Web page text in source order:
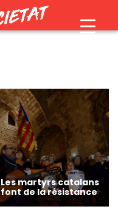
Les martyrs catalans
font de la résistance